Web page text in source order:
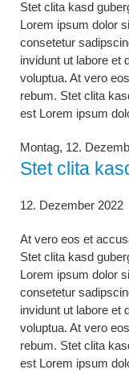
Stet clita kasd
Lorem ipsum dolor
consetetur
invidunt ut labore et
voluptua. At vero
rebum. Stet clita
est Lorem ipsum
Montag, 12.
Stet clita
12. Dezember 2022
At vero eos et
Stet clita kasd
Lorem ipsum dolor
consetetur
invidunt ut labore et
voluptua. At vero
rebum. Stet clita
est Lorem ipsum